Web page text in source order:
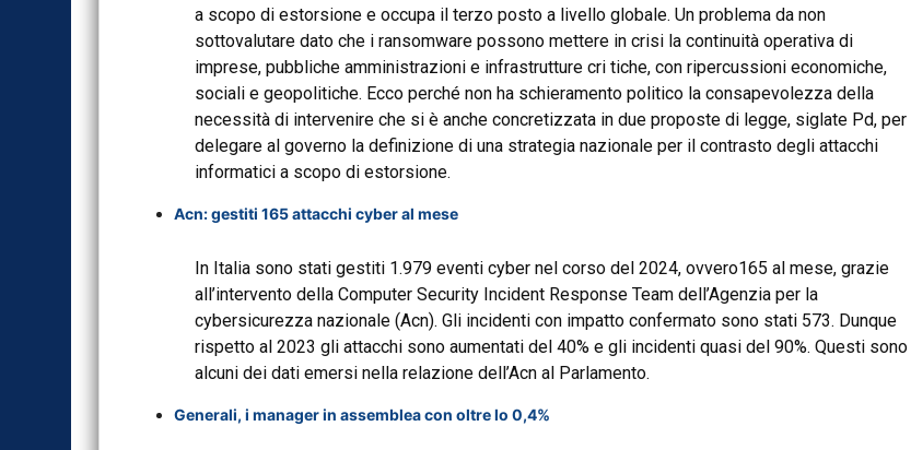
a scopo di estorsione e occupa il terzo posto a livello globale. Un problema da non
sottovalutare dato che i ransomware possono mettere in crisi la continuità operativa di
imprese, pubbliche amministrazioni e infrastrutture cri tiche, con ripercussioni economiche,
sociali e geopolitiche. Ecco perché non ha schieramento politico la consapevolezza della
necessità di intervenire che si è anche concretizzata in due proposte di legge, siglate Pd, per
delegare al governo la definizione di una strategia nazionale per il contrasto degli attacchi
informatici a scopo di estorsione.
Acn: gestiti 165 attacchi cyber al mese
In Italia sono stati gestiti 1.979 eventi cyber nel corso del 2024, ovvero165 al mese, grazie
all’intervento della Computer Se­curity Incident Response Team dell’Agenzia per la
cybersicurezza nazionale (Acn). Gli incidenti con impatto confermato sono stati 573. Dunque
rispetto al 2023 gli attacchi sono aumentati del 40% e gli incidenti quasi del 90%. Questi sono
alcuni dei dati emersi nella relazione dell’Acn al Parlamento.
Generali, i manager in assemblea con oltre lo 0,4%